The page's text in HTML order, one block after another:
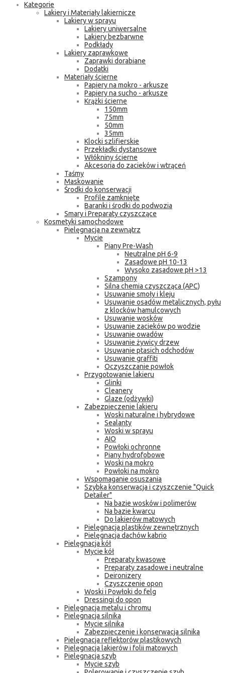
Kategorie
Lakiery i Materiały lakiernicze
Lakiery w sprayu
Lakiery uniwersalne
Lakiery bezbarwne
Podkłady
Lakiery zaprawkowe
Zaprawki dorabiane
Dodatki
Materiały ścierne
Papiery na mokro - arkusze
Papiery na sucho - arkusze
Krążki ścierne
150mm
75mm
50mm
35mm
Klocki szlifierskie
Przekładki dystansowe
Włókniny ścierne
Akcesoria do zacieków i wtrąceń
Taśmy
Maskowanie
Środki do konserwacji
Profile zamknięte
Baranki i środki do podwozia
Smary i Preparaty czyszczące
Kosmetyki samochodowe
Pielęgnacja na zewnątrz
Mycie
Piany Pre-Wash
Neutralne pH 6-9
Zasadowe pH 10-13
Wysoko zasadowe pH >13
Szampony
Silna chemia czyszcząca (APC)
Usuwanie smoły i kleju
Usuwanie osadów metalicznych, pyłu
z klocków hamulcowych
Usuwanie wosków
Usuwanie zacieków po wodzie
Usuwanie owadów
Usuwanie żywicy drzew
Usuwanie ptasich odchodów
Usuwanie graffiti
Oczyszczanie powłok
Przygotowanie lakieru
Glinki
Cleanery
Glaze (odżywki)
Zabezpieczenie lakieru
Woski naturalne i hybrydowe
Sealanty
Woski w sprayu
AIO
Powłoki ochronne
Piany hydrofobowe
Woski na mokro
Powłoki na mokro
Wspomaganie osuszania
Szybka konserwacja i czyszczenie "Quick
Detailer"
Na bazie wosków i polimerów
Na bazie kwarcu
Do lakierów matowych
Pielęgnacja plastików zewnętrznych
Pielęgnacja dachów kabrio
Pielęgnacja kół
Mycie kół
Preparaty kwasowe
Preparaty zasadowe i neutralne
Deironizery
Czyszczenie opon
Woski i Powłoki do felg
Dressingi do opon
Pielęgnacja metalu i chromu
Pielęgnacja silnika
Mycie silnika
Zabezpieczenie i konserwacja silnika
Pielęgnacja reflektorów plastikowych
Pielęgnacja lakierów i folii matowych
Pielęgnacja szyb
Mycie szyb